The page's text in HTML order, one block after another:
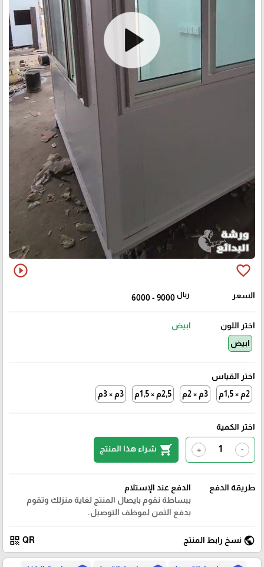
favorite_border
play_circle_outline
السعر 6000 - 9000 ريال
اختر اللون
ابيض
ابيض
اختر القياس
2م × 1,5م
3م × 2م 2,5م × 1,5م 3م × 3م
اختر الكمية
-
+
shopping_cart شراء هذا المنتج
طريقة الدفع
الدفع عند الإستلام
ببساطة نقوم بايصال المنتج لغاية منزلك وتقوم
بدفع الثمن لموظف التوصيل.
public نسخ رابط المنتج QR
qr_code